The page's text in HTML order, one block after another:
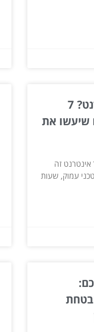
איך להקים אתר אינטרנט? 7
שיעשו את
זה
עמוק, שעות